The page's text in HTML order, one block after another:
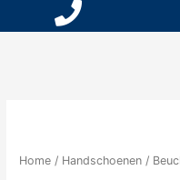
Home / Handschoenen /